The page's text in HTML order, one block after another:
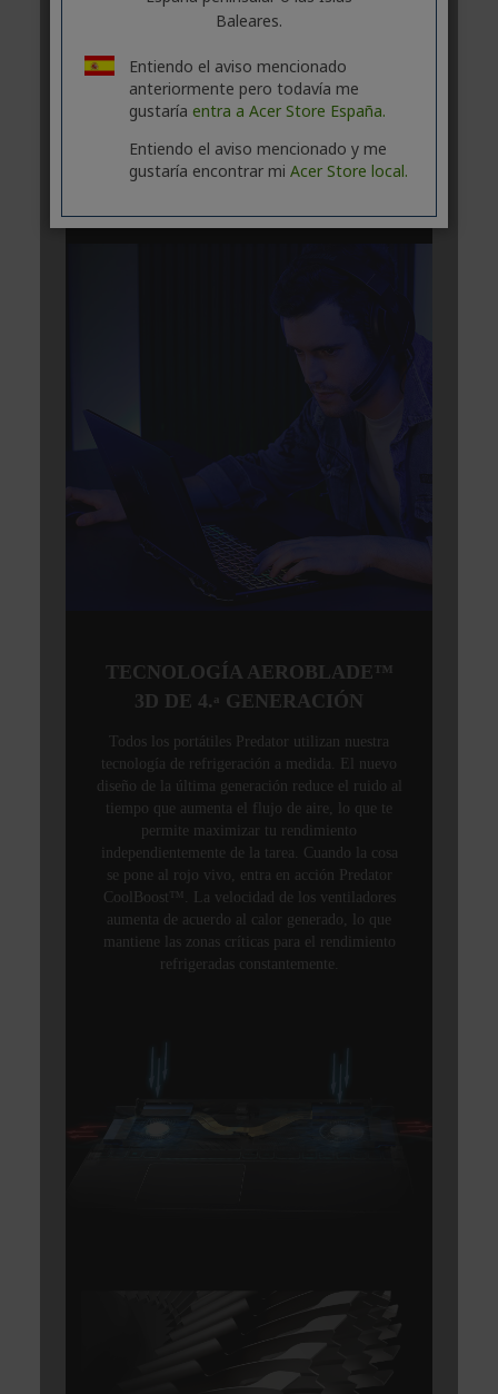
Baleares.
Entiendo el aviso mencionado
anteriormente pero todavía me
gustaría entra a Acer Store España.
Entiendo el aviso mencionado y me
gustaría encontrar mi Acer Store local.